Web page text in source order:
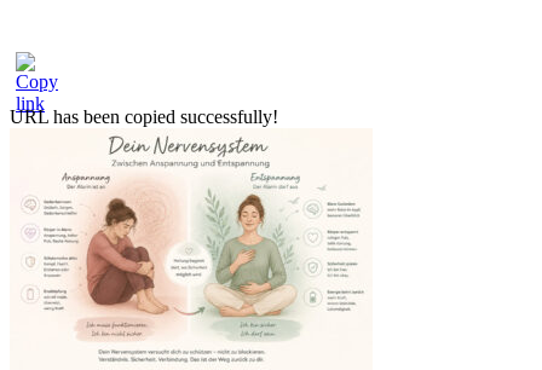
URL has been copied successfully!